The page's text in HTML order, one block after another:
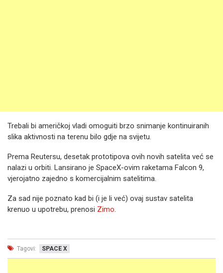
Trebali bi američkoj vladi omoguiti brzo snimanje kontinuiranih
slika aktivnosti na terenu bilo gdje na svijetu.
Prema Reutersu, desetak prototipova ovih novih satelita već se
nalazi u orbiti. Lansirano je SpaceX-ovim raketama Falcon 9,
vjerojatno zajedno s komercijalnim satelitima.
Za sad nije poznato kad bi (i je li već) ovaj sustav satelita
krenuo u upotrebu, prenosi Zimo.
Tagovi: SPACE X